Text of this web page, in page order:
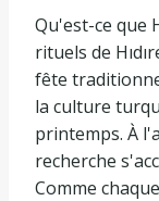
Qu'est-ce que
rituels de
fête
la culture
printemps. À
recherche
Comme